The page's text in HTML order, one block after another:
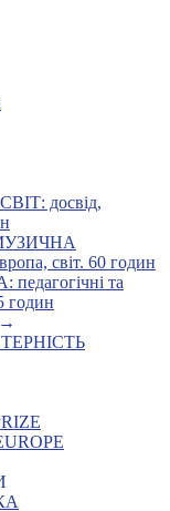
досвід,
світ. 60 годин
та
годин